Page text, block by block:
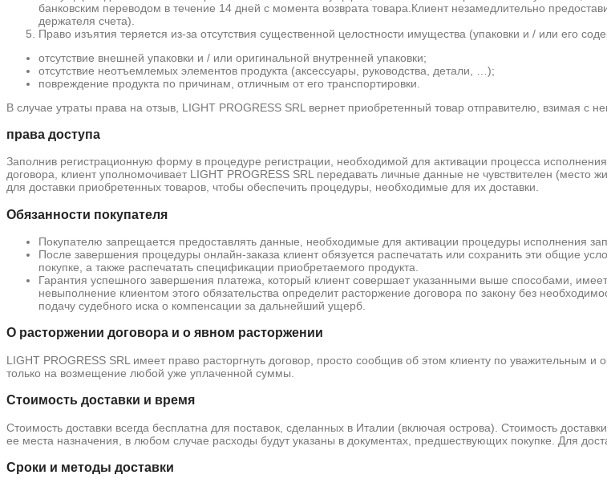
банковским переводом в течение 14 дней с момента возврата товара.Клиент незамедлительно
держателя счета).
Право изъятия теряется из-за отсутствия существенной целостности имущества (упаковки и / или его
отсутствие внешней упаковки и / или оригинальной внутренней упаковки;
отсутствие неотъемлемых элементов продукта (аксессуары, руководства, детали, …);
повреждение продукта по причинам, отличным от его транспортировки.
В случае утраты права на отзыв, LIGHT PROGRESS SRL вернет приобретенный товар отправителю, взимая с
права доступа
Заполнив регистрационную форму в процедуре регистрации, необходимой для активации процесса
договора, клиент уполномочивает LIGHT PROGRESS SRL передавать личные данные не чувствителен
для доставки приобретенных товаров, чтобы обеспечить процедуры, необходимые для их доставки.
Обязанности покупателя
Покупателю запрещается предоставлять данные, необходимые для активации процедуры исполнения
После завершения процедуры онлайн-заказа клиент обязуется распечатать или сохранить эти общие
покупке, а также распечатать спецификации приобретаемого продукта.
Гарантия успешного завершения платежа, который клиент совершает указанными выше способами,
невыполнение клиентом этого обязательства определит расторжение договора по закону без
подачу судебного иска о компенсации за дальнейший ущерб.
О расторжении договора и о явном расторжении
LIGHT PROGRESS SRL имеет право расторгнуть договор, просто сообщив об этом клиенту по уважительным
только на возмещение любой уже уплаченной суммы.
Стоимость доставки и время
Стоимость доставки всегда бесплатна для поставок, сделанных в Италии (включая острова). Стоимость
ее места назначения, в любом случае расходы будут указаны в документах, предшествующих покупке. Для
Сроки и методы доставки